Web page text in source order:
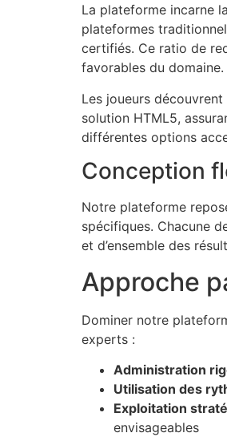
La plateforme incarne
plateformes
certifiés. Ce ratio de
favorables du domaine.
Les joueurs
solution HTML5,
différentes options
Conception
Notre plateforme
spécifiques. Chacune
et d’ensemble des
Approche
Dominer notre
experts :
Administration
Utilisation des
Exploitation
envisageables